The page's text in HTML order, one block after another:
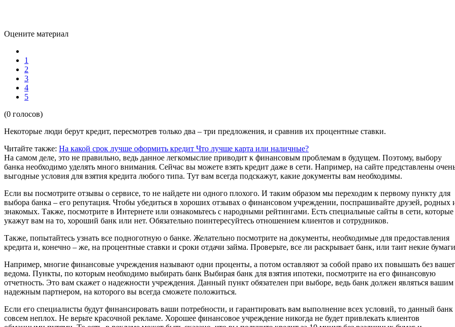
Оцените материал
1
2
3
4
5
(0 голосов)
Некоторые люди берут кредит, пересмотрев только два – три предложения, и сравнив их процентные ставки.
Читайте также: На какой срок лучше оформить кредит Что лучше карта или наличные?
На самом деле, это не правильно, ведь данное легкомыслие приводит к финансовым проблемам в будущем. Поэтому, выбору
банка необходимо уделять много внимания. Сейчас вы можете взять кредит даже в сети. Например, на сайте представлены
выгодные условия для взятия кредита любого типа. Тут вам всегда подскажут, какие документы вам необходимы.
Если вы посмотрите отзывы о сервисе, то не найдете ни одного плохого. И таким образом мы переходим к первому пункту для
выбора банка – его репутация. Чтобы убедиться в хороших отзывах о финансовом учреждении, поспрашивайте друзей, родных
знакомых. Также, посмотрите в Интернете или ознакомьтесь с народными рейтингами. Есть специальные сайты в сети, которые
укажут вам на то, хороший банк или нет. Обязательно поинтересуйтесь отношением клиентов и сотрудников.
Также, попытайтесь узнать все подноготную о банке. Желательно посмотрите на документы, необходимые для предоставления
кредита и, конечно – же, на процентные ставки и сроки отдачи займа. Проверьте, все ли раскрывает банк, или таит некие
Например, многие финансовые учреждения называют одни проценты, а потом оставляют за собой право их повышать без
ведома. Пункты, по которым необходимо выбирать банк Выбирая банк для взятия ипотеки, посмотрите на его финансовую
отчетность. Это вам скажет о надежности учреждения. Данный пункт обязателен при выборе, ведь банк должен являться вашим
надежным партнером, на которого вы всегда сможете положиться.
Если его специалисты будут финансировать ваши потребности, и гарантировать вам выполнение всех условий, то данный банк
совсем неплох. Не верьте красочной рекламе. Хорошее финансовое учреждение никогда не будет привлекать клиентов